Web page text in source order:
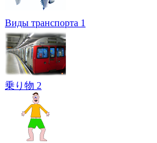
Виды транспорта 1
乗り物 2